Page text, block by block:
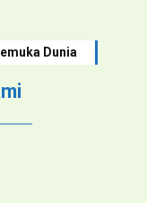
Dunia